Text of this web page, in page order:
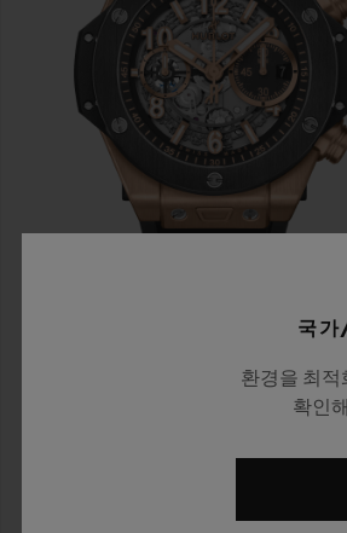
유니코 킹 골드 세라믹 44
국가
환경을 최
확인